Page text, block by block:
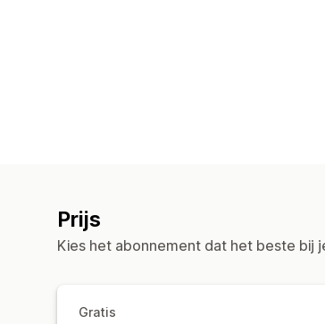
Prijs
Kies het abonnement dat het beste bij
Gratis